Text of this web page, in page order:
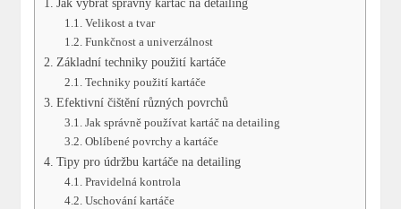
Jak vybrat správný ‍kartáč na detailing
Velikost⁣ a tvar
Funkčnost a univerzálnost
Základní techniky⁢ použití ⁣kartáče
Techniky použití⁣ kartáče
Efektivní ⁣čištění různých povrchů
Jak⁣ správně používat⁢ kartáč na detailing
Oblíbené povrchy a kartáče
Tipy pro údržbu kartáče na​ detailing
Pravidelná kontrola
Uschování⁢ kartáče